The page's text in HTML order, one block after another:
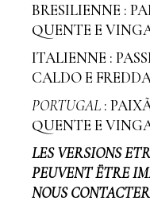
BRESILIENNE :
QUENTE E
ITALIENNE :
CALDO E
PORTUGAL :
QUENTE E
LES VERSIONS
PEUVENT ËTRE
NOUS